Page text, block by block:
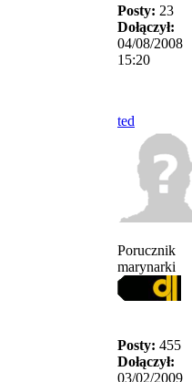
Posty: 23
Dołączył:
04/08/2008
15:20
ted
Porucznik
marynarki
Posty: 455
Dołączył:
03/02/2009